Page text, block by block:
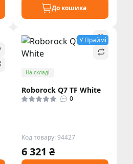
До кошика
У Праймі
На складі
Roborock Q7 TF White
0
Код товару: 94427
6 321 ₴